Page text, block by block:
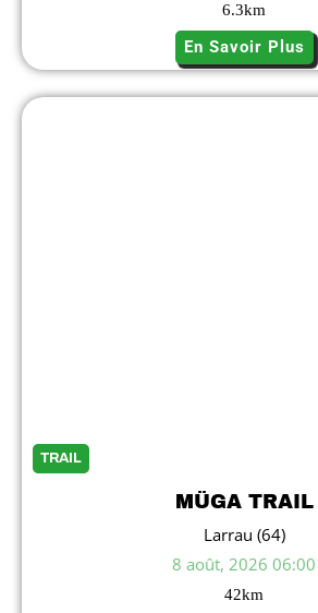
6.3km
En Savoir Plus
TRAIL
MÜGA TRAIL
Larrau (64)
8 août, 2026 06:00
42km